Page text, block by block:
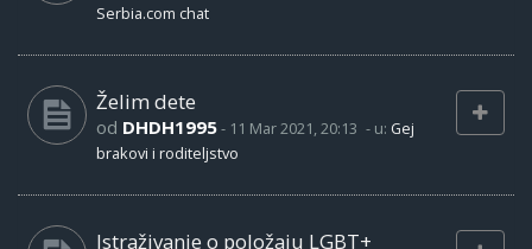
Serbia.com chat
Želim dete
od DHDH1995- 11 Mar 2021, 20:13 - u: Gej
brakovi i roditeljstvo
Istraživanje o položaju LGBT+